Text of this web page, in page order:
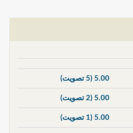
5.00 (5 تصويت)
5.00 (2 تصويت)
5.00 (1 تصويت)